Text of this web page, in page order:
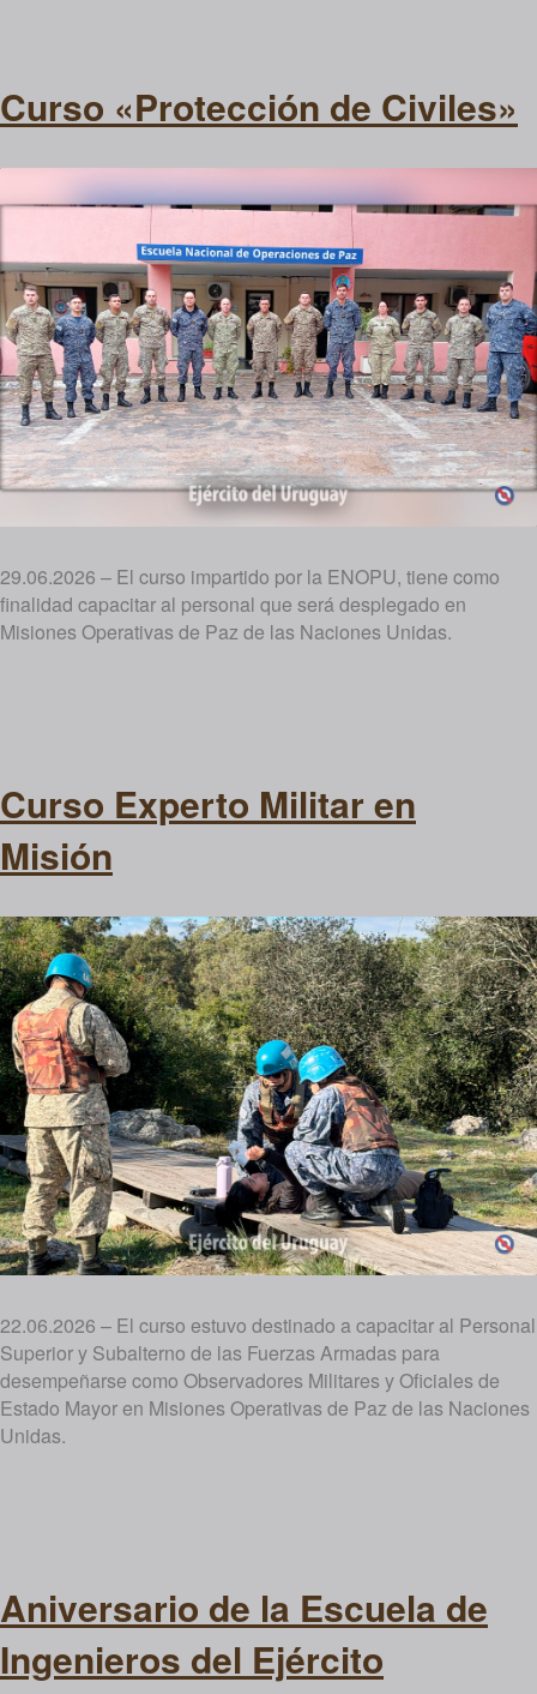
Curso «Protección de Civiles»
29.06.2026 – El curso impartido por la ENOPU, tiene como
finalidad capacitar al personal que será desplegado en
Misiones Operativas de Paz de las Naciones Unidas.
Curso Experto Militar en
Misión
22.06.2026 – El curso estuvo destinado a capacitar al Personal
Superior y Subalterno de las Fuerzas Armadas para
desempeñarse como Observadores Militares y Oficiales de
Estado Mayor en Misiones Operativas de Paz de las Naciones
Unidas.
Aniversario de la Escuela de
Ingenieros del Ejército